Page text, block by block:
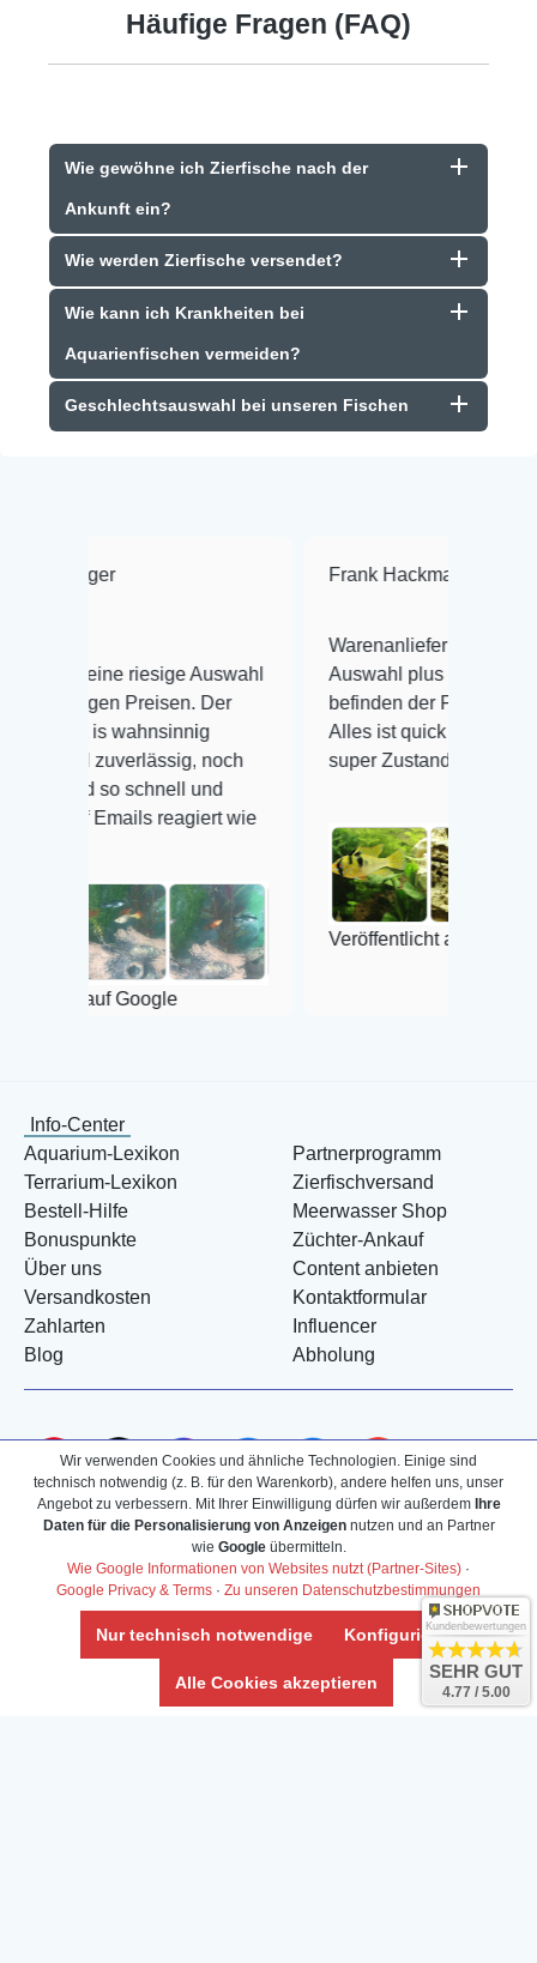
Häufige Fragen (FAQ)
Wie gewöhne ich Zierfische nach der
Ankunft ein?
Wie werden Zierfische versendet?
Wie kann ich Krankheiten bei
Aquarienfischen vermeiden?
Geschlechtsauswahl bei unseren Fischen
Auswahl
Der
noch
und
reagiert wie
Frank Hackmayer ★★★★
Warenanlieferung Top und die
Auswahl plus gesundheitliches
befinden der Fische einwandfrei.
Alles ist quick lebendig und im
super Zustand. Gerne wieder 😃
Veröffentlicht auf Google
Info-Center
Aquarium-Lexikon
Terrarium-Lexikon
Bestell-Hilfe
Bonuspunkte
Über uns
Versandkosten
Zahlarten
Blog
Partnerprogramm
Zierfischversand
Meerwasser Shop
Züchter-Ankauf
Content anbieten
Kontaktformular
Influencer
Abholung
Wir verwenden Cookies und ähnliche Technologien. Einige sind
technisch notwendig (z. B. für den Warenkorb), andere helfen uns, unser
Angebot zu verbessern. Mit Ihrer Einwilligung dürfen wir außerdem Ihre
Daten für die Personalisierung von Anzeigennutzen und an Partner
wie Googleübermitteln.
Wie Google Informationen von Websites nutzt (Partner-Sites) ·
Google Privacy & Terms · Zu unseren Datenschutzbestimmungen
Nur technisch notwendige Konfigurieren
Alle Cookies akzeptieren
Kundenbewertungen
SEHR GUT
4.77 / 5.00